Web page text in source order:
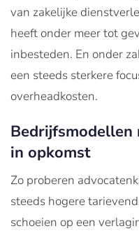
van zakelijke
heeft onder meer tot
inbesteden. En onder
een steeds sterkere
overheadkosten.
Bedrijfsmodellen
in opkomst
Zo proberen
steeds hogere
schoeien op een